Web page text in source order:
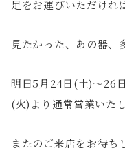
足をお運びいただけれ
見たかった、あの器、
明日5月24日(土)〜26
(火)より通常営業いたし
またのご来店をお待ち